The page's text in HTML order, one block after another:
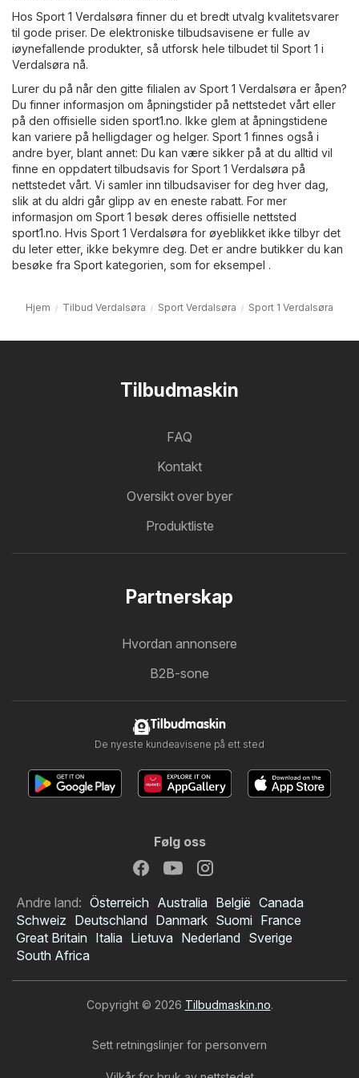
Hos Sport 1 Verdalsøra finner du et bredt utvalg kvalitetsvarer
til gode priser. De elektroniske tilbudsavisene er fulle av
iøynefallende produkter, så utforsk hele tilbudet til Sport 1 i
Verdalsøra nå.
Lurer du på når den gitte filialen av Sport 1 Verdalsøra er åpen?
Du finner informasjon om åpningstider på nettstedet vårt eller
på den offisielle siden sport1.no. Ikke glem at åpningstidene
kan variere på helligdager og helger. Sport 1 finnes også i
andre byer, blant annet: Du kan være sikker på at du alltid vil
finne en oppdatert tilbudsavis for Sport 1 Verdalsøra på
nettstedet vårt. Vi samler inn tilbudsaviser for deg hver dag,
slik at du aldri går glipp av en eneste rabatt. For mer
informasjon om Sport 1 besøk deres offisielle nettsted
sport1.no. Hvis Sport 1 Verdalsøra for øyeblikket ikke tilbyr det
du leter etter, ikke bekymre deg. Det er andre butikker du kan
besøke fra Sport kategorien, som for eksempel .
Hjem Tilbud Verdalsøra Sport Verdalsøra Sport 1 Verdalsøra
Tilbudmaskin
FAQ
Kontakt
Oversikt over byer
Produktliste
Partnerskap
Hvordan annonsere
B2B-sone
Tilbudmaskin
De nyeste kundeavisene på ett sted
Følg oss
Andre land: Österreich Australia België Canada
Schweiz Deutschland Danmark Suomi France
Great Britain Italia Lietuva Nederland Sverige
South Africa
Copyright © 2026 Tilbudmaskin.no.
Sett retningslinjer for personvern